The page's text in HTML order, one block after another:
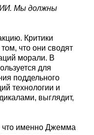
Мы должны
Критики
что они сводят
морали. В
для
поддельного
технологии и
выглядит,
что именно Джемма